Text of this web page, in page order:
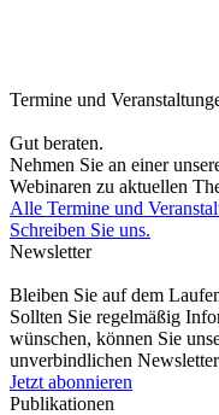
Termine und
Gut beraten.
Nehmen Sie an einer
Webinaren zu aktuellen
Alle Termine und
Schreiben Sie uns.
Newsletter
Bleiben Sie auf dem
Sollten Sie regelmäßig
wünschen, können Sie
unverbindlichen
Jetzt abonnieren
Publikationen